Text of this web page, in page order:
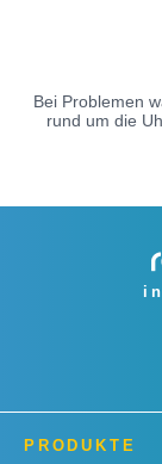
Bei Problemen
rund um die
PRODUKTE